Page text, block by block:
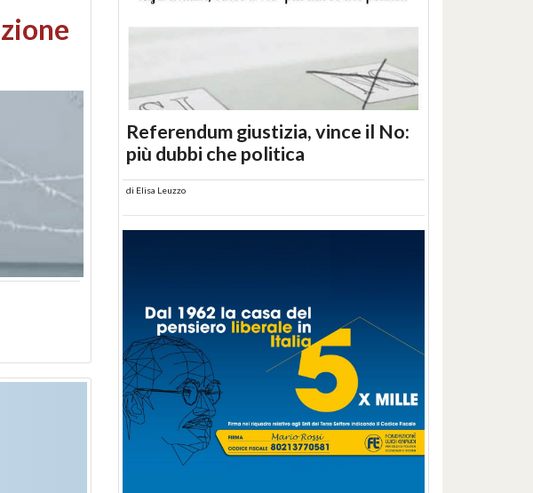
Referendum giustizia, vince il No:
più dubbi che politica
di Elisa Leuzzo